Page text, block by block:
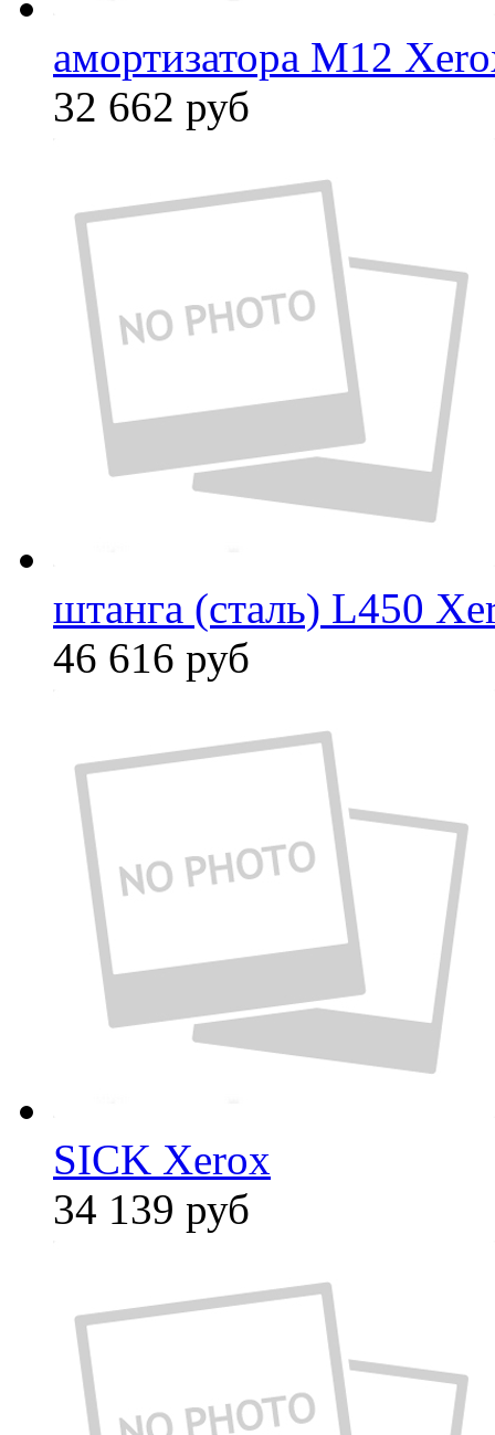
амортизатора М12
32 662 руб
штанга (сталь) L450
46 616 руб
SICK Xerox
34 139 руб